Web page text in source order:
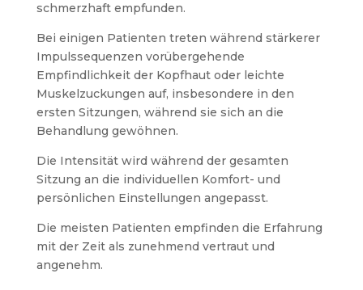
schmerzhaft empfunden.
Bei einigen Patienten treten während stärkerer
Impulssequenzen vorübergehende
Empfindlichkeit der Kopfhaut oder leichte
Muskelzuckungen auf, insbesondere in den
ersten Sitzungen, während sie sich an die
Behandlung gewöhnen.
Die Intensität wird während der gesamten
Sitzung an die individuellen Komfort- und
persönlichen Einstellungen angepasst.
Die meisten Patienten empfinden die Erfahrung
mit der Zeit als zunehmend vertraut und
angenehm.